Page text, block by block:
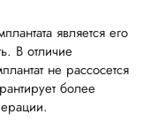
является его
В отличие
не рассосется
более